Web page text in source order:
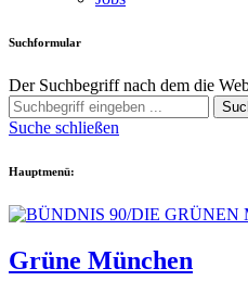
Suchformular
Der Suchbegriff nach dem die
Suche schließen
Hauptmenü:
Grüne München